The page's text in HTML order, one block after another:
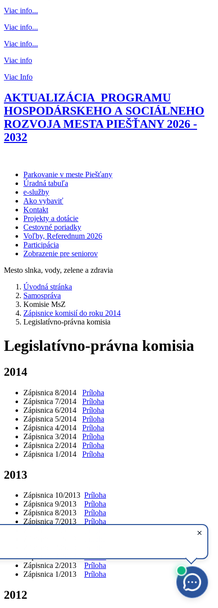
Viac info...
Viac info...
Viac info...
Viac info
Viac Info
AKTUALIZÁCIA PROGRAMU
HOSPODÁRSKEHO A SOCIÁLNEHO
ROZVOJA MESTA PIEŠŤANY 2026 -
2032
Parkovanie v meste Piešťany
Úradná tabuľa
e-služby
Ako vybaviť
Kontakt
Projekty a dotácie
Cestovné poriadky
Voľby, Referednum 2026
Participácia
Zobrazenie pre seniorov
Mesto slnka, vody, zelene a zdravia
Úvodná stránka
Samospráva
Komisie MsZ
Zápisnice komisií do roku 2014
Legislatívno-právna komisia
Legislatívno-právna komisia
2014
Zápisnica 8/2014 Príloha
Zápisnica 7/2014 Príloha
Zápisnica 6/2014 Príloha
Zápisnica 5/2014 Príloha
Zápisnica 4/2014 Príloha
Zápisnica 3/2014 Príloha
Zápisnica 2/2014 Príloha
Zápisnica 1/2014 Príloha
2013
Zápisnica 10/2013 Príloha
Zápisnica 9/2013 Príloha
Zápisnica 8/2013 Príloha
Zápisnica 7/2013 Príloha
Zápisnica 3/2013Príloha
Zápisnica 2/2013 Príloha
Zápisnica 1/2013 Príloha
2012